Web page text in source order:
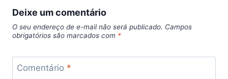
Deixe um comentário
O seu endereço de e-mail não será publicado. Campos
obrigatórios são marcados com *
Comentário *